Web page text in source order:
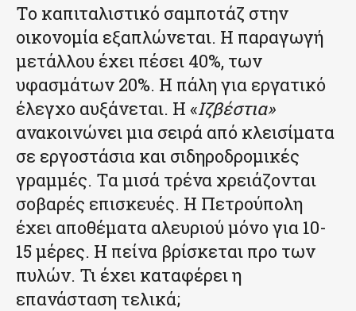
Το καπιταλιστικό σαμποτάζ στην
οικονομία εξαπλώνεται. Η παραγωγή
μετάλλου έχει πέσει 40%, των
υφασμάτων 20%. Η πάλη για εργατικό
έλεγχο αυξάνεται. Η «Ιζβέστια»
ανακοινώνει μια σειρά από κλεισίματα
σε εργοστάσια και σιδηροδρομικές
γραμμές. Τα μισά τρένα χρειάζονται
σοβαρές επισκευές. Η Πετρούπολη
έχει αποθέματα αλευριού μόνο για 10-
15 μέρες. Η πείνα βρίσκεται προ των
πυλών. Τι έχει καταφέρει η
επανάσταση τελικά;